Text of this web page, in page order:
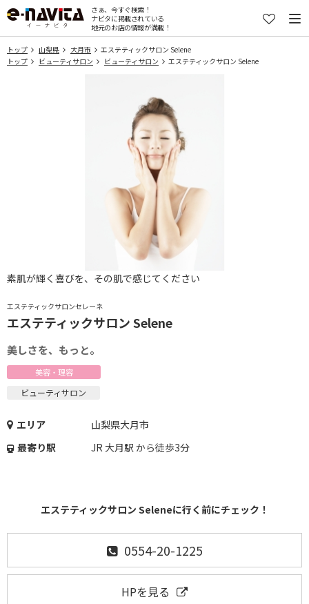
さぁ、今すぐ検索！
ナビタに掲載されている
地元のお店の情報が満載！
トップ 山梨県 大月市
エステティックサロン Selene
トップ
ビューティサロン ビューティサロン エステティックサロン Selene
エステティックサロンセレーネ
エステティックサロン Selene
美しさを、もっと。
美容・理容
ビューティサロン
エリア
山梨県大月市
最寄り駅
JR 大月駅 から徒歩3分
エステティックサロン Seleneに行く前にチェック！
0554-20-1225
HPを見る
素肌が輝く喜びを、その肌で感じてください